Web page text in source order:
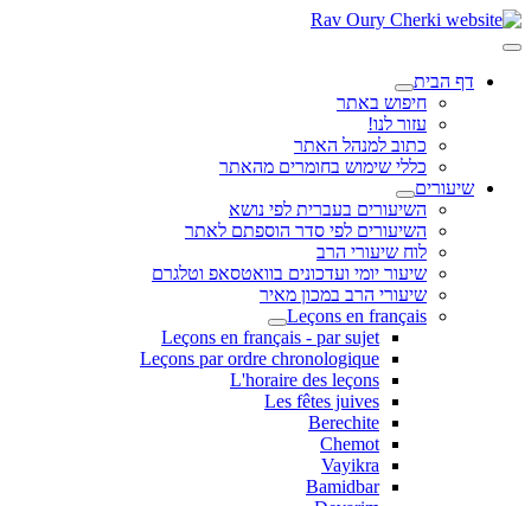
דף הבית
חיפוש באתר
עזור לנו!
כתוב למנהל האתר
כללי שימוש בחומרים מהאתר
שיעורים
השיעורים בעברית לפי נושא
השיעורים לפי סדר הוספתם לאתר
לוח שיעורי הרב
שיעור יומי ועדכונים בוואטסאפ וטלגרם
שיעורי הרב במכון מאיר
Leçons en français
Leçons en français - par sujet
Leçons par ordre chronologique
L'horaire des leçons
Les fêtes juives
Berechite
Chemot
Vayikra
Bamidbar